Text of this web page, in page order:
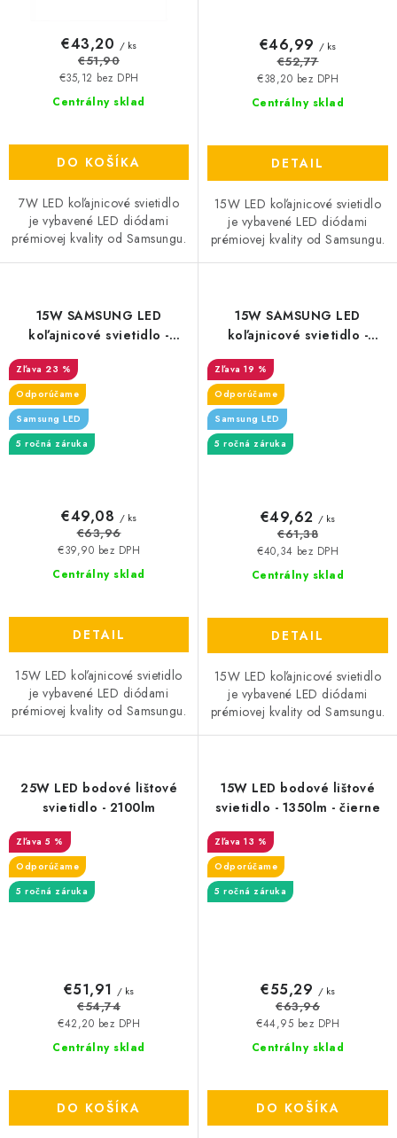
Centrálny sklad
€35,12 bez DPH
€43,20 / ks
€51,90
DO KOŠÍKA
7W LED koľajnicové svietidlo
je vybavené LED diódami
prémiovej kvality od Samsungu.
Centrálny sklad
€38,20 bez DPH
€46,99 / ks
€52,77
DETAIL
15W LED koľajnicové svietidlo
je vybavené LED diódami
prémiovej kvality od Samsungu.
15W SAMSUNG LED
koľajnicové svietidlo -
23 %
Odporúčame
Samsung LED
5 ročná záruka
Centrálny sklad
€39,90 bez DPH
€49,08 / ks
€63,96
DETAIL
15W LED koľajnicové svietidlo
je vybavené LED diódami
prémiovej kvality od Samsungu.
15W SAMSUNG LED
koľajnicové svietidlo -
19 %
Odporúčame
Samsung LED
5 ročná záruka
Centrálny sklad
€40,34 bez DPH
€49,62 / ks
€61,38
DETAIL
15W LED koľajnicové svietidlo
je vybavené LED diódami
prémiovej kvality od Samsungu.
25W LED bodové lištové
svietidlo - 2100lm
5 %
Odporúčame
5 ročná záruka
Centrálny sklad
€42,20 bez DPH
€51,91 / ks
€54,74
DO KOŠÍKA
15W LED bodové lištové
svietidlo - 1350lm - čierne
13 %
Odporúčame
5 ročná záruka
Centrálny sklad
€44,95 bez DPH
€55,29 / ks
€63,96
DO KOŠÍKA